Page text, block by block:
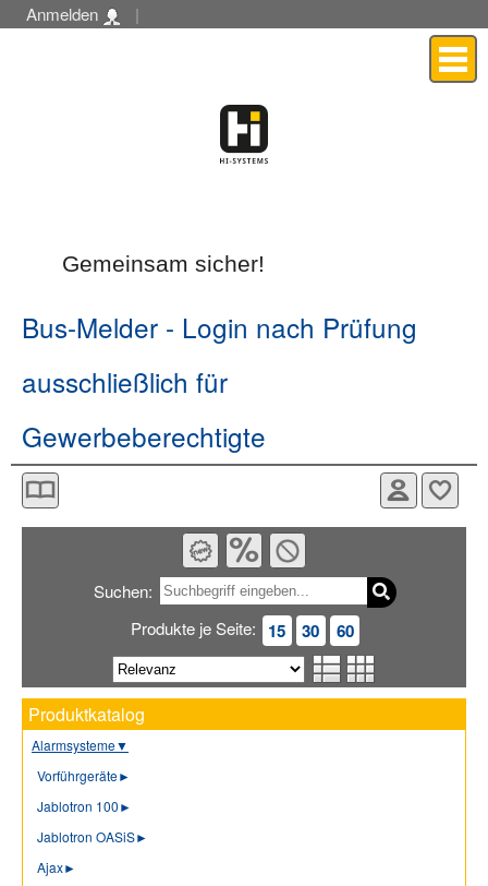
Gemeinsam sicher!
Bus-Melder - Login nach Prüfung
ausschließlich für
Gewerbeberechtigte
Suchen:
Produkte je Seite:
15 30 60
Produktkatalog
Alarmsysteme▼
Vorführgeräte►
Jablotron 100►
Jablotron OASiS►
Ajax►
Anmelden |